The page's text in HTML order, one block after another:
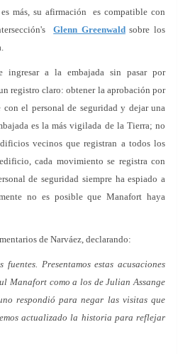
más, su afirmación es compatible con
Glenn Greenwaldsobre los
ingresar a la embajada sin pasar por
registro claro: obtener la aprobación por
con el personal de seguridad y dejar una
es la más vigilada de la Tierra; no
vecinos que registran a todos los
cada movimiento se registra con
de seguridad siempre ha espiado a
no es posible que Manafort haya
de Narváez, declarando:
Presentamos estas acusaciones
Manafort como a los de Julian Assange
respondió para negar las visitas que
actualizado la historia para reflejar